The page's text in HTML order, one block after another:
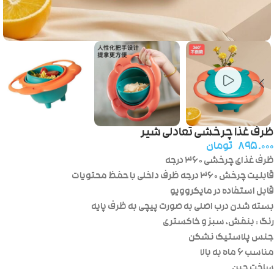
ظرف غذا چرخشی تعادلی شیر
۸۹۵.۰۰۰ تومان
ظرف غذای چرخشی ۳۶۰ درجه
قابلیت چرخش ۳۶۰ درجه ظرف داخلی با حفظ محتویات
قابل استفاده در مایکروویو
بسته شدن درب اصلی به صورت پیچی به ظرف پایه
رنگ : بنفش، سبز و خاکستری
جنس پلاستیک نشکن
مناسب ۶ ماه به بالا